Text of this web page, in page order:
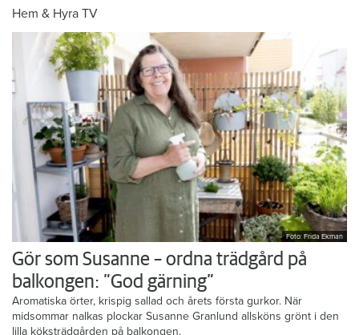
Hem & Hyra TV
Foto: Frida Ekman
Gör som Susanne – ordna trädgård på
balkongen: ”God gärning”
Aromatiska örter, krispig sallad och årets första gurkor. När
midsommar nalkas plockar Susanne Granlund allsköns grönt i den
lilla köksträdgården på balkongen.